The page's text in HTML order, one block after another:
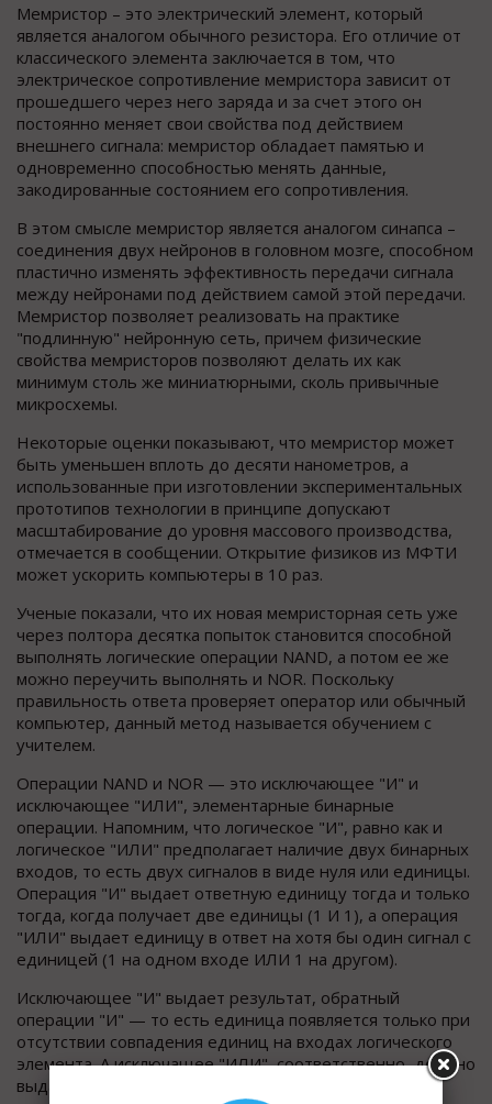
Мемристор – это электрический элемент, который
является аналогом обычного резистора. Его отличие от
классического элемента заключается в том, что
электрическое сопротивление мемристора зависит от
прошедшего через него заряда и за счет этого он
постоянно меняет свои свойства под действием
внешнего сигнала: мемристор обладает памятью и
одновременно способностью менять данные,
закодированные состоянием его сопротивления.
В этом смысле мемристор является аналогом синапса –
соединения двух нейронов в головном мозге, способном
пластично изменять эффективность передачи сигнала
между нейронами под действием самой этой передачи.
Мемристор позволяет реализовать на практике
"подлинную" нейронную сеть, причем физические
свойства мемристоров позволяют делать их как
минимум столь же миниатюрными, сколь привычные
микросхемы.
Некоторые оценки показывают, что мемристор может
быть уменьшен вплоть до десяти нанометров, а
использованные при изготовлении экспериментальных
прототипов технологии в принципе допускают
масштабирование до уровня массового производства,
отмечается в сообщении. Открытие физиков из МФТИ
может ускорить компьютеры в 10 раз.
Ученые показали, что их новая мемристорная сеть уже
через полтора десятка попыток становится способной
выполнять логические операции NAND, а потом ее же
можно переучить выполнять и NOR. Поскольку
правильность ответа проверяет оператор или обычный
компьютер, данный метод называется обучением с
учителем.
Операции NAND и NOR — это исключающее "И" и
исключающее "ИЛИ", элементарные бинарные
операции. Напомним, что логическое "И", равно как и
логическое "ИЛИ" предполагает наличие двух бинарных
входов, то есть двух сигналов в виде нуля или единицы.
Операция "И" выдает ответную единицу тогда и только
тогда, когда получает две единицы (1 И 1), а операция
"ИЛИ" выдает единицу в ответ на хотя бы один сигнал с
единицей (1 на одном входе ИЛИ 1 на другом).
Исключающее "И" выдает результат, обратный
операции "И" — то есть единица появляется только при
отсутствии совпадения единиц на входах логического
элемента. А исключащее "ИЛИ", соответственно, должно
выдавать 1 только тогда, когда единиц на входе нет